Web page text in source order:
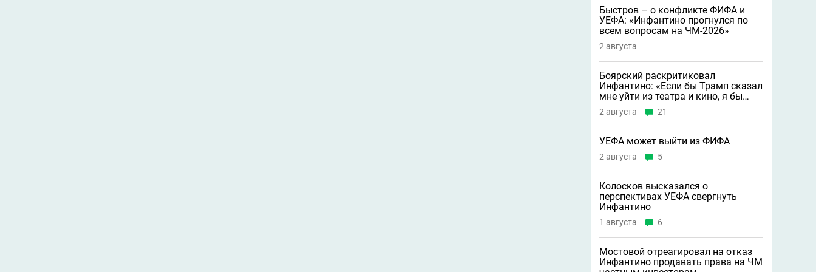
Быстров – о конфликте ФИФА и
УЕФА: «Инфантино прогнулся по
всем вопросам на ЧМ-2026»
2 августа
Боярский раскритиковал
Инфантино: «Если бы Трамп сказал
мне уйти из театра и кино, я бы
сделал это»
2 августа 21
УЕФА может выйти из ФИФА
2 августа 5
Колосков высказался о
перспективах УЕФА свергнуть
Инфантино
1 августа 6
Мостовой отреагировал на отказ
Инфантино продавать права на ЧМ